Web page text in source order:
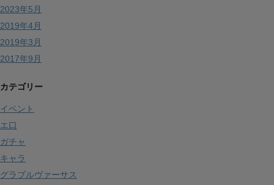
2023年5月
2019年4月
2019年3月
2017年9月
カテゴリー
イベント
エ口
ガチャ
キャラ
グラブルヴァーサス